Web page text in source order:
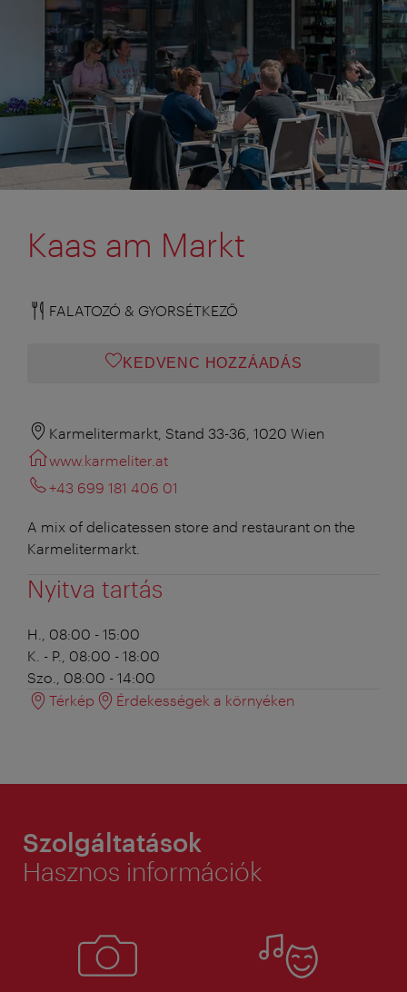
Kaas am Markt
FALATOZÓ & GYORSÉTKEZŐ
KEDVENC HOZZÁADÁS
Karmelitermarkt, Stand 33-36, 1020 Wien
www.karmeliter.at
+43 699 181 406 01
A mix of delicatessen store and restaurant on the
Karmelitermarkt.
Nyitva tartás
H., 08:00 - 15:00
K. - P., 08:00 - 18:00
Szo., 08:00 - 14:00
Térkép
Érdekességek a környéken
Szolgáltatások
Hasznos információk